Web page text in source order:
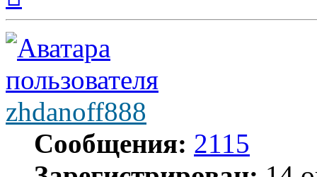
началу
zhdanoff888
Сообщения: 2115